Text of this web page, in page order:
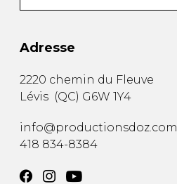
Adresse
2220 chemin du Fleuve
Lévis (QC) G6W 1Y4
info@productionsdoz.com
418 834-8384